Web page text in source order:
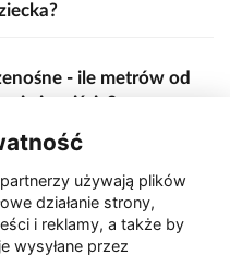
- ile metrów od
i wejścia?
seniora na "kwadracie"
używają plików
działanie strony,
i reklamy, a także by
wysyłane przez